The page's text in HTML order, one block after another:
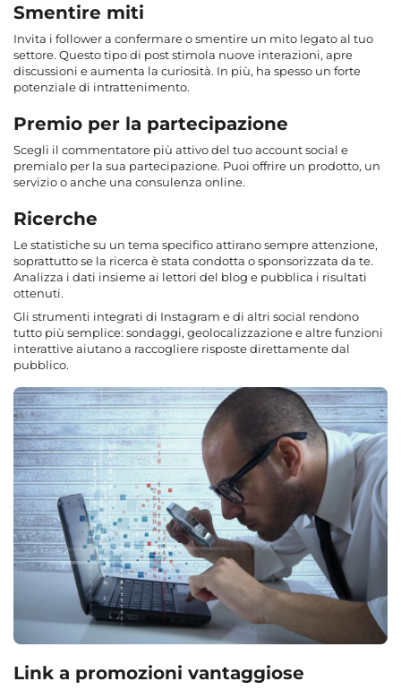
Smentire miti
Invita i follower a confermare o smentire un mito legato al tuo
settore. Questo tipo di post stimola nuove interazioni, apre
discussioni e aumenta la curiosità. In più, ha spesso un forte
potenziale di intrattenimento.
Premio per la partecipazione
Scegli il commentatore più attivo del tuo account social e
premialo per la sua partecipazione. Puoi offrire un prodotto, un
servizio o anche una consulenza online.
Ricerche
Le statistiche su un tema specifico attirano sempre attenzione,
soprattutto se la ricerca è stata condotta o sponsorizzata da te.
Analizza i dati insieme ai lettori del blog e pubblica i risultati
ottenuti.
Gli strumenti integrati di Instagram e di altri social rendono
tutto più semplice: sondaggi, geolocalizzazione e altre funzioni
interattive aiutano a raccogliere risposte direttamente dal
pubblico.
Link a promozioni vantaggiose